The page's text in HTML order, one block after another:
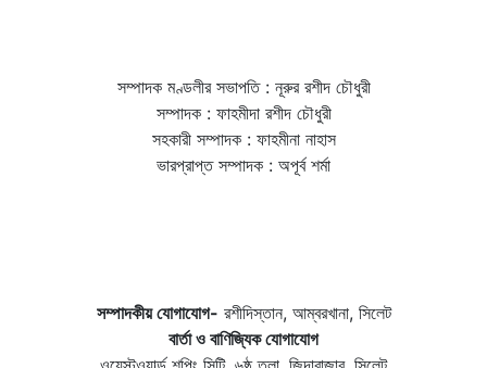
সম্পাদক মণ্ডলীর সভাপতি : নূরুর রশীদ চৌধুরী
সম্পাদক : ফাহমীদা রশীদ চৌধুরী
সহকারী সম্পাদক : ফাহমীনা নাহাস
ভারপ্রাপ্ত সম্পাদক : অপূর্ব শর্মা
সম্পাদকীয় যােগাযোগ- রশীদিস্তান, আম্বরখানা, সিলেট
বার্তা ও বাণিজ্যিক যোগাযােগ